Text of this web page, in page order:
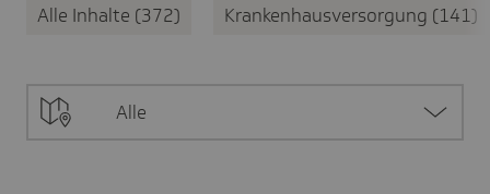
Alle Inhalte 372 Krankenhausversorgung 141
Alle